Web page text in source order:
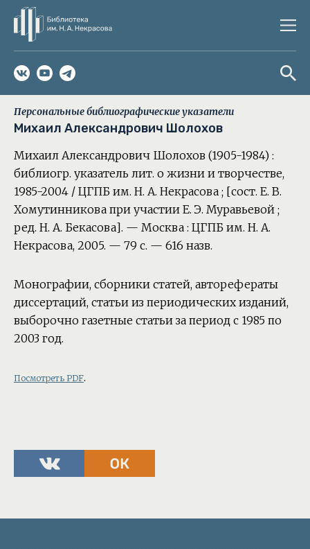
Персональные библиографические указатели
Михаил Александрович Шолохов
Михаил Александрович Шолохов (1905-1984) :
библиогр. указатель лит. о жизни и творчестве,
1985-2004 / ЦГПБ им. Н. А. Некрасова ; [сост. Е. В.
Хомутинникова при участии Е. Э. Муравьевой ;
ред. Н. А. Бекасова]. — Москва : ЦГПБ им. Н. А.
Некрасова, 2005. — 79 с. — 616 назв.
Монографии, сборники статей, авторефераты
диссертаций, статьи из периодических изданий,
выборочно газетные статьи за период с 1985 по
2003 год.
Посмотреть PDF.